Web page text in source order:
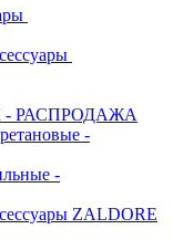
- РАСПРОДАЖА
-
-
ZALDORE